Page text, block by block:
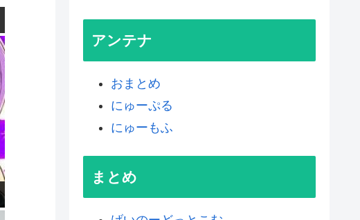
アンテナ
おまとめ
にゅーぷる
にゅーもふ
まとめ